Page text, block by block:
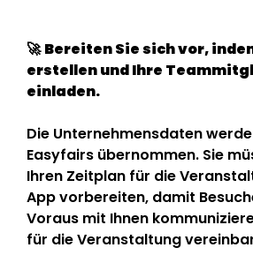
🚀Bereiten Sie sich vor,
erstellen und Ihre
einladen.
Die Unternehmensdaten
Easyfairs übernommen. Sie
Ihren Zeitplan für die
App vorbereiten, damit
Voraus mit Ihnen
für die Veranstaltung